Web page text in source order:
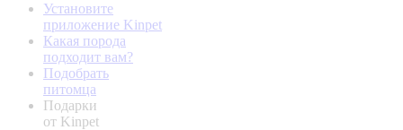
Установите
приложение Kinpet
Какая порода
подходит вам?
Подобрать
питомца
Подарки
от Kinpet